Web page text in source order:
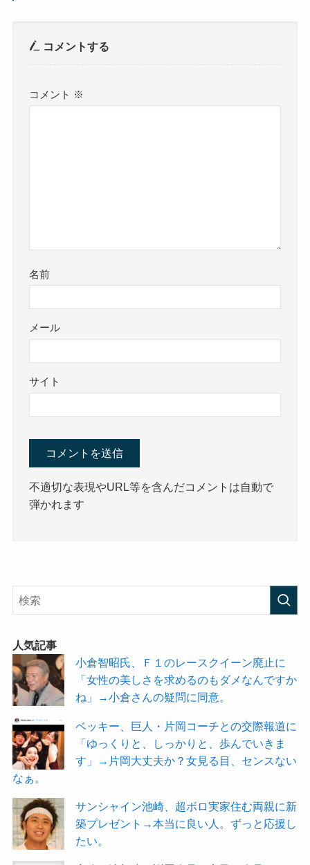
コメントする
コメント ※
名前
メール
サイト
不適切な表現やURL等を含んだコメントは自動で
弾かれます
人気記事
小倉智昭氏、Ｆ１のレースクイーン廃止に
「女性の美しさを求めるのもダメなんですか
ね」→小倉さんの疑問に同意。
ベッキー、巨人・片岡コーチとの交際報道に
「ゆっくりと、しっかりと、歩んでいきま
す」→片岡大丈夫か？女見る目、センスない
なぁ。
サンシャイン池崎、超ボロ実家住む両親に新
築プレゼント→本当に良い人。ずっと応援し
たい。